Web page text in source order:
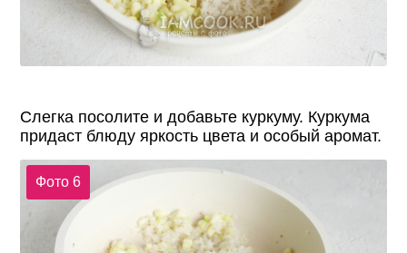
Слегка посолите и добавьте куркуму. Куркума
придаст блюду яркость цвета и особый аромат.
Фото 6